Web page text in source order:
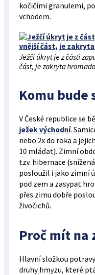
kočičími granulemi,
vchodem.
Ježčí úkryt je z části
část, je zakryta
Komu bude
V České republice se
ježek východní.
nebo 2x do roka a
10 mláďat). Zimní
tzv. hibernace
posloužil i jako zimní
pod zem a zasypat
přes zimu dobře
živočichů.
Proč mít na
Hlavní složkou
druhy hmyzu, které